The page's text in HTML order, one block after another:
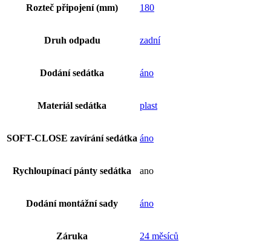
Rozteč připojení (mm) 180
Druh odpadu zadní
Dodání sedátka áno
Materiál sedátka plast
SOFT-CLOSE zavírání sedátka áno
Rychloupínací pánty sedátka ano
Dodání montážní sady áno
Záruka 24 měsíců